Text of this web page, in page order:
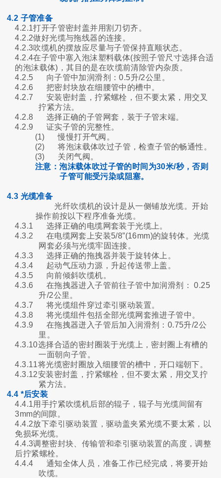
4.2 子管准备
4.2.1打开子管密封盖并用割刀切齐。
4.2.2做好光缆与拖线器的连接。
4.2.3吹缆机的摆放应尽量与子管保持直顺状态。
4.2.4在子管中塞入泡沫塑料载体(按照子管尺寸选择合适
的泡沫载体)，其目的是在吹缆前清除管内杂质。
4.2.5
向子管中加润滑剂：0.5升/2公里。
4.2.6
把密封块放在细腰管中的槽中。
4.2.7
安装密封盖，拧紧螺栓，但不要太紧，用交叉
拧紧方法。
4.2.8
选择正确的子管网套，装于子管末端。
4.2.9
证实子管的完整性。
(1)
慢慢打开气阀。
(2)
将泡沫载体吹过子管，检查子管的畅通性。
(3)
关闭气阀。
注意：泡沫载体吹过子管的时间为30米/秒，否则
子管可能受污染或阻塞。
4.3 光缆准备
光纤吹缆机的设计是从一侧铺放光缆。开始
操作前按以下程序准备光缆。
4.3.1
选择正确的电缆网套装于光缆上。
4.3.2
在电缆网套上安装5/8”(16mm)的旋转体。光缆
网套必须与光缆牢固连接。
4.3.3
选择正确的拖拽器并装于旋转体上。
4.3.4
起动气压动力源，升起传送带上盖。
4.3.5
向前倾斜吹缆机。
4.3.6
在拖拽器进入子管前往子管中加润滑剂：
0.25
升/2公里。
4.3.7
将光缆组件穿过牵引驱动装置。
4.3.8
将光缆组件包括全部光缆网套推进子管中。
4.3.9
在拖拽器迸入子管后加入润滑剂：0.75升/2公
里。
4.3.10选择合适的密封圈装于光缆上，密封圈上有槽的
一面朝向子管。
4.3.11将光缆密封圈放入细腰管的槽中，开口端朝下。
4.3.12安装密封盖，拧紧螺栓，但不要太紧，用交叉拧
紧方法。
4.4 *后安装
4.4.1用手拧紧吹缆机后部的辊子，辊子与光缆间留有
3mm的间隙。
4.4.2放下牵引驱动装置，驱动盖夹紧光缆不要太紧，以
免损坏光缆。
4.4.3调整密封块、传输管和牵引驱动装置的高度，调整
后拧紧螺栓。
4.4.4
通知全体人员，准备工作已经完成，将要开始
吹缆。